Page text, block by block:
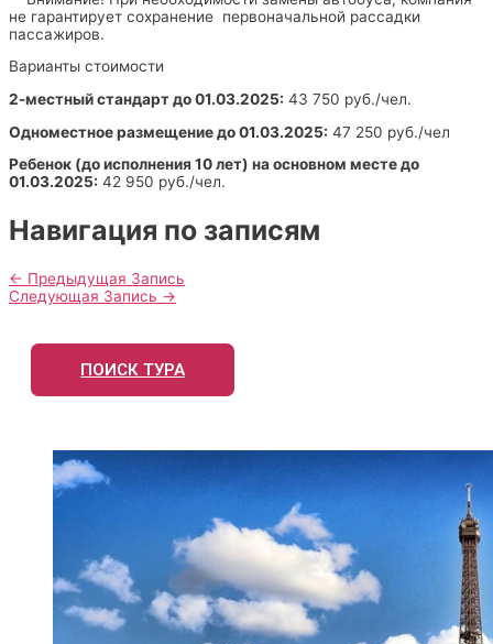
не гарантирует сохранение первоначальной рассадки
пассажиров.
Варианты стоимости
2-местный стандарт до 01.03.2025: 43 750 руб./чел.
Одноместное размещение до 01.03.2025: 47 250 руб./чел
Ребенок (до исполнения 10 лет) на основном месте до
01.03.2025: 42 950 руб./чел.
Навигация по записям
← Предыдущая Запись
Следующая Запись →
ПОИСК ТУРА